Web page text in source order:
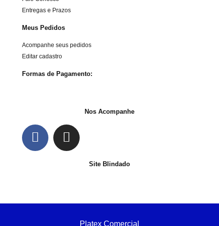
Entregas e Prazos
Meus Pedidos
Acompanhe seus pedidos
Editar cadastro
Formas de Pagamento:
Nos Acompanhe
Site Blindado
Platex Comercial